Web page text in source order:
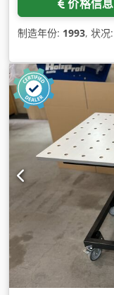
价格信息
制造年份: 1993, 状况: